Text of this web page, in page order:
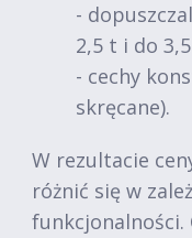
-
2,5 t i do
- cechy
skręcane).
W rezultacie
różnić się w
funkcjonalności.